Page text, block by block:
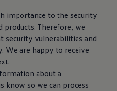
importance to the security
products. Therefore, we
security vulnerabilities and
We are happy to receive
about a
know so we can process